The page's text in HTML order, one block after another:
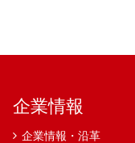
企業情報
企業情報・沿革